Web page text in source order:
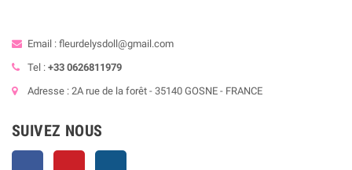
Email : fleurdelysdoll@gmail.com
Tel : +33 0626811979
Adresse : 2A rue de la forêt - 35140 GOSNE - FRANCE
SUIVEZ NOUS